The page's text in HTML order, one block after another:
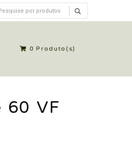
0 Produto(s)
60 VF